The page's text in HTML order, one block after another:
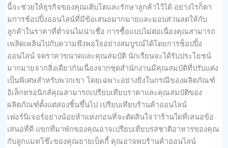
นี้จะช่วยให้ธุรกิจของคุณเติบโตและรักษาลูกค้าไว้ได้ อย่างไรก็ตา
มการช้อปปิ้งออนไลน์ที่มีข้อเสนอมากมายและมอบส่วนลดให้กับ
ลูกค้าในราคาที่ต่ำจนไม่น่าเชื่อ การซื้อแบบไม่ต่อเนื่องคุณสามารถ
เพลิดเพลินไปกับความพึงพอใจอย่างสมบูรณ์ได้โดยการช็อปปิ้ง
ออนไลน์ จดราคาขนาดและคุณสมบัติ นักเรียนจะได้รับประโยชน์
มากมายจากสิ่งเดียวกันเนื่องจากชุดสำนักงานมีคุณสมบัติที่ปรับแต่ง
เป็นพิเศษสำหรับพวกเขา โดยเฉพาะอย่างยิ่งในกรณีของผลิตภัณฑ์
อิเล็กทรอนิกส์คุณสามารถเปรียบเทียบราคาและคุณสมบัติของ
ผลิตภัณฑ์ตั้งแต่สองชิ้นขึ้นไป เปรียบเทียบร้านค้าออนไลน์
เฟอร์นิเจอร์อย่างน้อยห้าแห่งก่อนที่จะตัดสินใจว่าร้านใดที่เสนอข้อ
เสนอที่ดี แขกที่มาพักของคุณอาจเปรียบเทียบรสชาติอาหารของคุณ
กับลูกแมทโซ๊ะของคุณยายเบ็คกี้ คุณอาจพบร้านค้าออนไลน์